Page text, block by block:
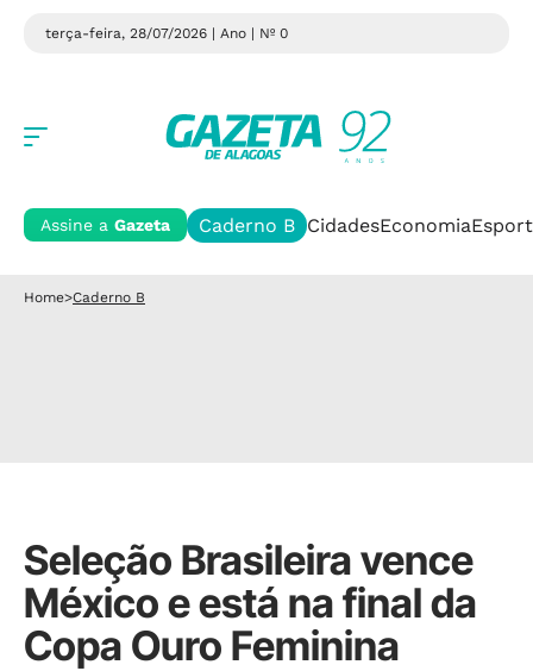
terça-feira, 28/07/2026 | Ano | Nº 0
Assine a Gazeta Caderno B CidadesEconomia
Home>Caderno B
Seleção Brasileira vence
México e está na final da
Copa Ouro Feminina